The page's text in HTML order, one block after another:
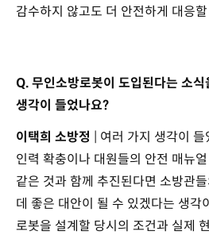
감수하지 않고도 더 안전하게 대응
Q. 무인소방로봇이 도입된다는 소
생각이 들었나요?
이택희 소방정 | 여러 가지 생각이
인력 확충이나 대원들의 안전 매뉴얼
같은 것과 함께 추진된다면 소방관
데 좋은 대안이 될 수 있겠다는 생각
로봇을 설계할 당시의 조건과 실제